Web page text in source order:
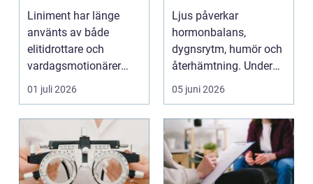
man bör tänka på
Liniment har länge
använts av både
elitidrottare och
vardagsmotionärer
för...
01 juli 2026
välbefinnande
Ljus påverkar
hormonbalans,
dygnsrytm, humör och
återhämtning. Under
senare år har en ny typ
av prod...
05 juni 2026